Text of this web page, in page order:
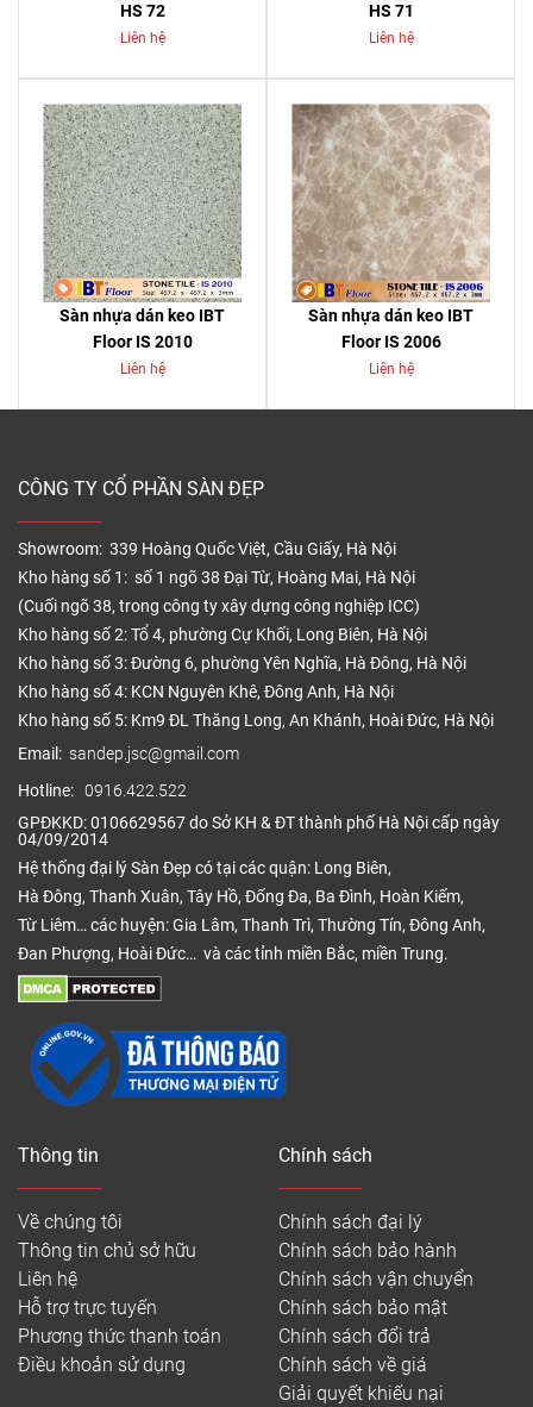
HS 72
Liên hệ
HS 71
Liên hệ
Sàn nhựa dán keo IBT
Floor IS 2010
Liên hệ
Sàn nhựa dán keo IBT
Floor IS 2006
Liên hệ
CÔNG TY CỔ PHẦN SÀN ĐẸP
Showroom: 339 Hoàng Quốc Việt, Cầu Giấy, Hà Nội
Kho hàng số 1: số 1 ngõ 38 Đại Từ, Hoàng Mai, Hà Nội
(Cuối ngõ 38, trong công ty xây dựng công nghiệp ICC)
Kho hàng số 2: Tổ 4, phường Cự Khối, Long Biên, Hà Nội
Kho hàng số 3: Đường 6, phường Yên Nghĩa, Hà Đông, Hà Nội
Kho hàng số 4: KCN Nguyên Khê, Đông Anh, Hà Nội
Kho hàng số 5: Km9 ĐL Thăng Long, An Khánh, Hoài Đức, Hà Nội
Email: sandep.jsc@gmail.com
Hotline: 0916.422.522
GPĐKKD: 0106629567 do Sở KH & ĐT thành phố Hà Nội cấp ngày
04/09/2014
Hệ thống đại lý Sàn Đẹp có tại các quận: Long Biên,
Hà Đông, Thanh Xuân, Tây Hồ, Đống Đa, Ba Đình, Hoàn Kiếm,
Từ Liêm… các huyện: Gia Lâm, Thanh Trì, Thường Tín, Đông Anh,
Đan Phượng, Hoài Đức… và các tỉnh miền Bắc, miền Trung.
Thông tin
Về chúng tôi
Thông tin chủ sở hữu
Liên hệ
Hỗ trợ trực tuyến
Phương thức thanh toán
Điều khoản sử dụng
Chính sách
Chính sách đại lý
Chính sách bảo hành
Chính sách vận chuyển
Chính sách bảo mật
Chính sách đổi trả
Chính sách về giá
Giải quyết khiếu nại